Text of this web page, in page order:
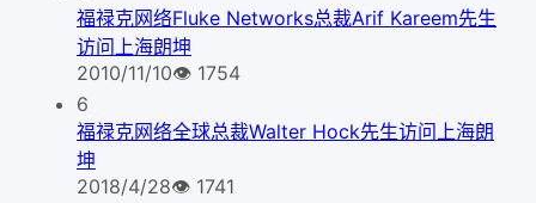
福禄克网络Fluke Networks总裁Arif Kareem先生
访问上海朗坤
2010/11/10👁 1754
6
福禄克网络全球总裁Walter Hock先生访问上海朗
坤
2018/4/28👁 1741